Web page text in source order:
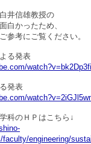
井信雄教授の
白かったため、
参考にご覧ください。
る発表
発表
科のＨＰはこちら↓
engineering/